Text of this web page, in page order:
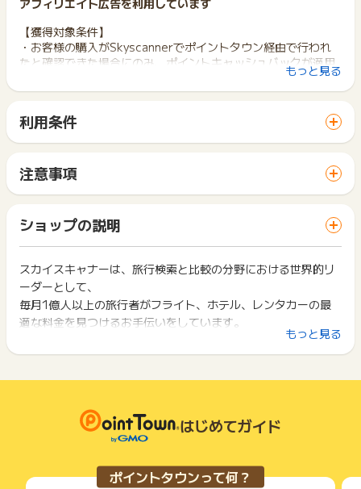
アフィリエイト広告を利用しています
【獲得対象条件】
・お客様の購入がSkyscannerでポイントタウン経由で行われ
たと確認できた場合にのみ、ポイントキャッシュバックが適用
・レンタカーの予約は、このページに掲載されているリンクか
セッションをまたいだ場合、ポイントキャッシュバックは適用
されません。
合があります。
・ポイント還元額は、1予約あたり最大1000英国ポンド相当分
までとなります。
※2026年6月1日時点の為替レート換算で、日本円では約21万
4,860円となります。
【獲得対象外条件】
・Skyscannerでの予約時に、バウチャーコード、割引コー
ド、紹介コードを使用した場合
・指定されたサプライヤー以外での予約
ポイントキャッシュバック対象の提携サプライヤー：
レンタカー：VIPCars、HolidayAutos、Discover Cars、Ren
※上記以外のSkyscanner掲載サプライヤーはすべて対象外です
【注意事項】
・予約内容の変更があった場合、ポイントキャッシュバックの
内に利用される必要があります。
もっと見る
利用条件
サイトに移動してからお申し込みやお買い物が完了するまでの
間に、同じブラウザ（※）で他のサイトに移動した場合はポイン
ト獲得ができません。
「 申込をしてポイントGET 」ボタンを押した時とサービス・
お買い物利用時で、デバイス・ブラウザが異なる場合はポイン
ト獲得ができません。
2回以上同じお買い物・サービスをご利用される場合は、毎回
ポイントタウンに戻り、「 申込をしてポイントGET 」ボタン
を押してからご利用ください。
下記の事項に該当する場合、広告主側で対象外とみなし、「獲
い物を複数回ご利用された場合
て一度でも同サービス・お買い物を利用されたことがある場合
ご利用前には、Cookieの削除をおこなっていただくことを推奨
サービス・お買い物利用時にお電話など2つ以上の申し込み方
法がある場合、必ずサイト上のWEBフォームからお申し込みく
注意事項
・ポイントキャッシュバックは、航空券、ホテル、レンタカー
の「利用完了後」に支払われます。
・予約内容の変更があった場合、ポイントキャッシュバックの
金額も変更されます。またすべての予約は、予約日から2年以
内に利用される必要があります。
・ポイントキャッシュバックは、最初は異なるレートで一時的
に記録される場合があります。正確なレートは、取引詳細が確
ために、必要と判断される措置（法的措置を含む）を取る権利
を有します。
ポイントの獲得の対象となるのは、税抜き・送料抜き価格とな
ります。
ショップの説明
スカイスキャナーは、旅行検索と比較の分野における世界的リ
ーダーとして、
毎月1億人以上の旅行者がフライト、ホテル、レンタカーの最
適な料金を見つけるお手伝いをしています。
私たちの使命は、旅行の計画に伴う面倒やストレスを取り除
そのために、旅行者が自分の時間とお金を最大限に活用できる
ようなツールと情報を提供しています。
もっと見る
はじめてガイド
ポイントタウンって何？